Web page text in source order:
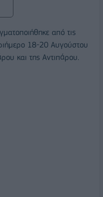
από τις
18-20 Αυγούστου
και της Αντιπάρου.